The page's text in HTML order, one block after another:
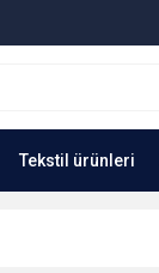
Tekstil ürünleri